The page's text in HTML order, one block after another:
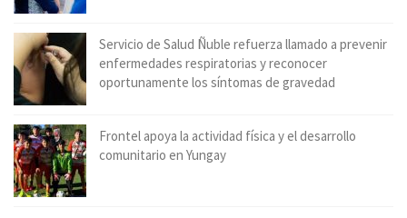
Servicio de Salud Ñuble refuerza llamado a prevenir
enfermedades respiratorias y reconocer
oportunamente los síntomas de gravedad
Frontel apoya la actividad física y el desarrollo
comunitario en Yungay